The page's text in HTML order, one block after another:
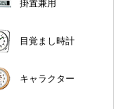
掛置兼用
目覚まし時計
キャラクター